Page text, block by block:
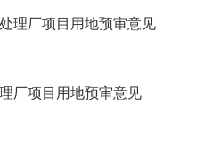
理厂项目用地预审意见
厂项目用地预审意见